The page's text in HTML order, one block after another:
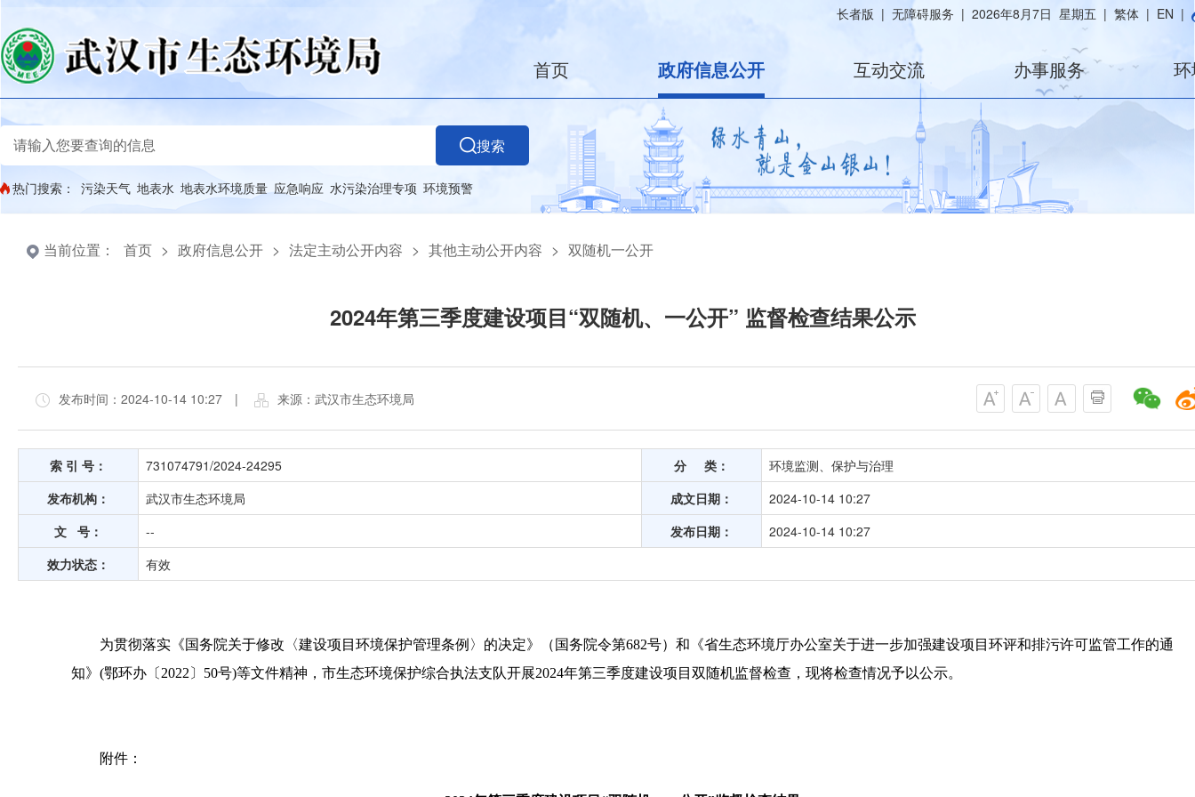
长者版 | 无障碍服务 | 2026年8月7日 星期五 | 繁体 | EN |
首页 政府信息公开 互动交流 办事服务
搜索
热门搜索： 污染天气 地表水 地表水环境质量 应急响应 水污染治理专项 环境预警
当前位置： 首页 > 政府信息公开 > 法定主动公开内容 > 其他主动公开内容 > 双随机一公开
2024年第三季度建设项目“双随机、一公开” 监督检查结果公示
发布时间：2024-10-14 10:27 | 来源：武汉市生态环境局
索 引 号： 731074791/2024-24295 分 类：
环境监测、保护与治理
发布机构：
武汉市生态环境局 成文日期：
2024-10-14 10:27
文 号：
-- 发布日期：
2024-10-14 10:27
效力状态：
有效
为贯彻落实《国务院关于修改〈建设项目环境保护管理条例〉的决定》（国务院令第682号）和《省生态环境厅办公室关于进一步加强建设项目环评和排污许可监管工作的通
知》(鄂环办〔2022〕50号)等文件精神，市生态环境保护综合执法支队开展2024年第三季度建设项目双随机监督检查，现将检查情况予以公示。
附件：